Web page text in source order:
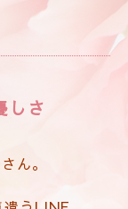
しさ
ん。